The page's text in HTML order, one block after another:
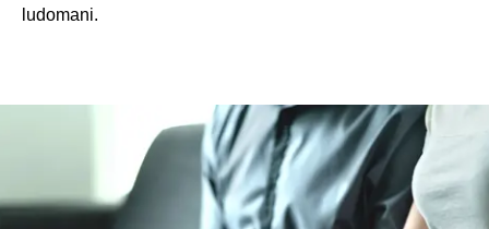
ludomani.